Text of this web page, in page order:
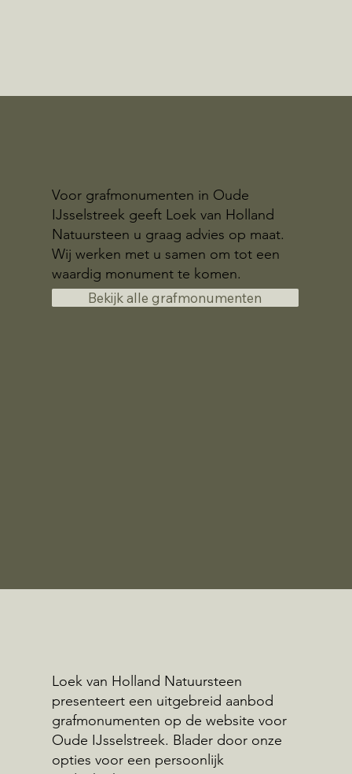
Voor grafmonumenten in Oude
IJsselstreek geeft Loek van Holland
Natuursteen u graag advies op maat.
Wij werken met u samen om tot een
waardig monument te komen.
Bekijk alle grafmonumenten
Loek van Holland Natuursteen
presenteert een uitgebreid aanbod
grafmonumenten op de website voor
Oude IJsselstreek. Blader door onze
opties voor een persoonlijk